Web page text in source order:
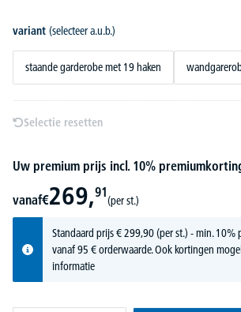
variant (selecteer a.u.b.)
staande garderobe met 19 haken
Selectie resetten
Uw premium prijs incl. 10%
vanaf€269,91
(per st.)
Standaard prijs€299,90(per st.) - min. 10%
vanaf 95 € orderwaarde. Ook kortingen
informatie